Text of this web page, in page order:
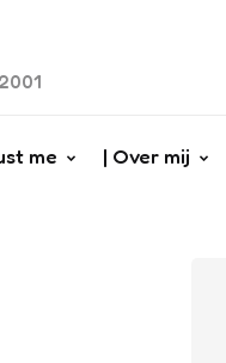
me | Over mij